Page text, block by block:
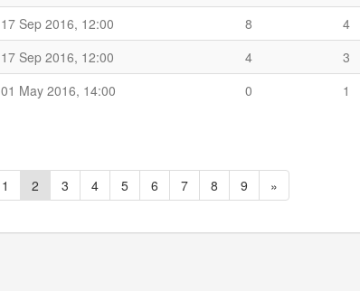
17 Sep 2016, 12:00 8 4
17 Sep 2016, 12:00 4 3
01 May 2016, 14:00 0 1
1 2 3 4 5 6 7 8 9 »